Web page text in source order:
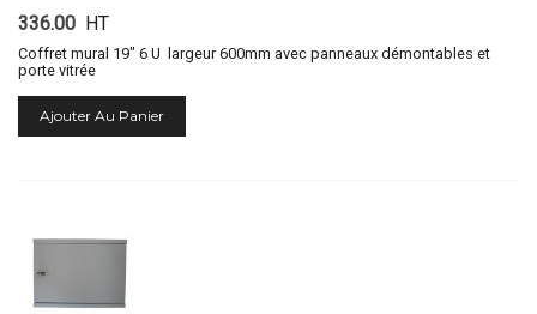
336.00 HT
Coffret mural 19" 6 U largeur 600mm avec panneaux démontables et
porte vitrée
Ajouter Au Panier